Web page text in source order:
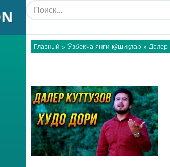
Главный » Ўзбекча янги қўшиқлар » Далер